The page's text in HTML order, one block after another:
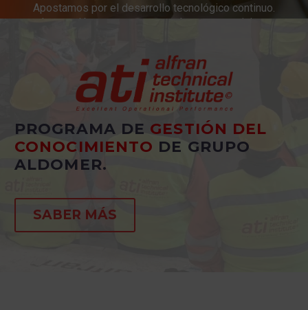
Apostamos por el desarrollo tecnológico continuo.
Innovación constante en productos y servicios.
PROGRAMA DE GESTIÓN DEL
CONOCIMIENTO DE GRUPO
ALDOMER.
SABER MÁS